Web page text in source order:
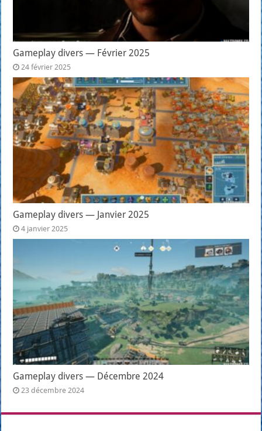
Gameplay divers — Février 2025
24 février 2025
Gameplay divers — Janvier 2025
4 janvier 2025
Gameplay divers — Décembre 2024
23 décembre 2024